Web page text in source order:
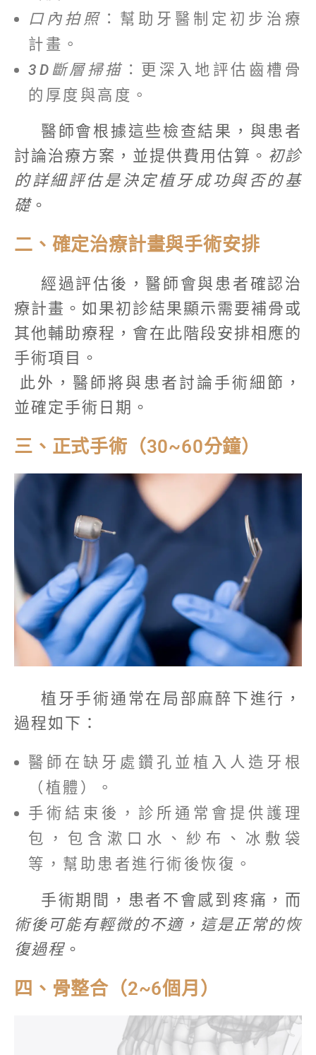
口內拍照 ：幫助牙醫制定初步治療
計畫。
3D斷層掃描 ：更深入地評估齒槽骨
的厚度與高度。
醫師會根據這些檢查結果，與患者
討論治療方案，並提供費用估算。 初診
的詳細評估是決定植牙成功與否的基
礎。
二、確定治療計畫與手術安排
經過評估後，醫師會與患者確認治
療計畫。如果初診結果顯示需要補骨或
其他輔助療程，會在此階段安排相應的
手術項目。
此外，醫師將與患者討論手術細節，
並確定手術日期。
三、正式手術（30~60分鐘）
植牙手術通常在局部麻醉下進行，
過程如下：
醫師在缺牙處鑽孔並植入人造牙根
（植體）。
手術結束後，診所通常會提供護理
包，包含漱口水、紗布、冰敷袋
等，幫助患者進行術後恢復。
手術期間，患者不會感到疼痛，而
術後可能有輕微的不適，這是正常的恢
復過程 。
四、骨整合（2~6個月）